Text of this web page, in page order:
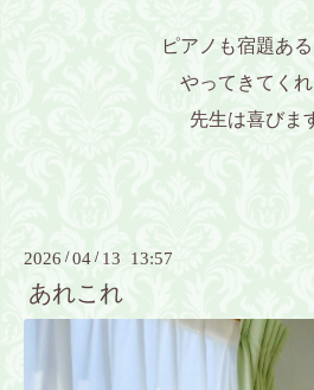
ピアノも宿題あ
やってきてく
先生は喜びま
2026 /04 / 13 13:57
あれこれ